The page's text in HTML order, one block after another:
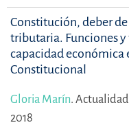
Constitución, deber
tributaria. Funciones
capacidad económica
Constitucional
Gloria Marín. Actualidad
2018